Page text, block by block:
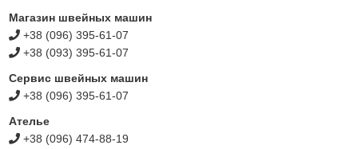
Магазин швейных машин
+38 (096) 395-61-07
+38 (093) 395-61-07
Сервис швейных машин
+38 (096) 395-61-07
Ателье
+38 (096) 474-88-19